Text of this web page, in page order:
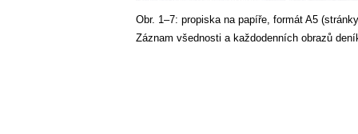
Obr. 1–7: propiska na papíře, formát A5
Záznam všednosti a každodenních obrazů